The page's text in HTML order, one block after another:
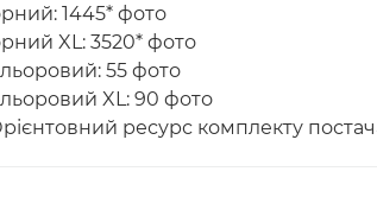
1445* фото
XL: 3520* фото
55 фото
XL: 90 фото
ресурс комплекту